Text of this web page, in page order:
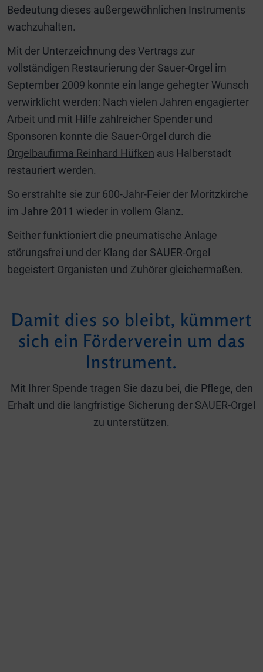
Bedeutung dieses außergewöhnlichen Instruments
wachzuhalten.
Mit der Unterzeichnung des Vertrags zur
vollständigen Restaurierung der Sauer-Orgel im
September 2009 konnte ein lange gehegter Wunsch
verwirklicht werden: Nach vielen Jahren engagierter
Arbeit und mit Hilfe zahlreicher Spender und
Sponsoren konnte die Sauer-Orgel durch die
Orgelbaufirma Reinhard Hüfken aus Halberstadt
restauriert werden.
So erstrahlte sie zur 600-Jahr-Feier der Moritzkirche
im Jahre 2011 wieder in vollem Glanz.
Seither funktioniert die pneumatische Anlage
störungsfrei und der Klang der SAUER-Orgel
begeistert Organisten und Zuhörer gleichermaßen.
Damit dies so bleibt, kümmert
sich ein Förderverein um das
Instrument.
Mit Ihrer Spende tragen Sie dazu bei, die Pflege, den
Erhalt und die langfristige Sicherung der SAUER-Orgel
zu unterstützen.